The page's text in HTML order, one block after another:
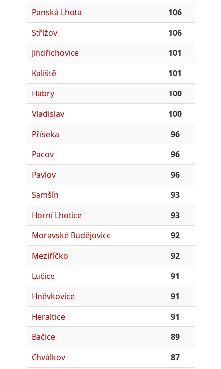
Panská Lhota
106
Střížov
106
Jindřichovice
101
Kaliště
101
Habry
100
Vladislav
100
Příseka
96
Pacov
96
Pavlov
96
Samšín
93
Horní Lhotice
93
Moravské Budějovice
92
Meziříčko
92
Lučice
91
Hněvkovice
91
Heraltice
91
Bačice
89
Chválkov
87